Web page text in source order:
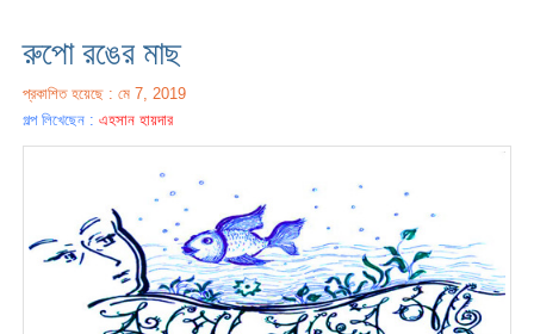
রুপো রঙের মাছ
প্রকাশিত হয়েছে : মে 7, 2019
গল্প লিখেছেন :এহসান হায়দার